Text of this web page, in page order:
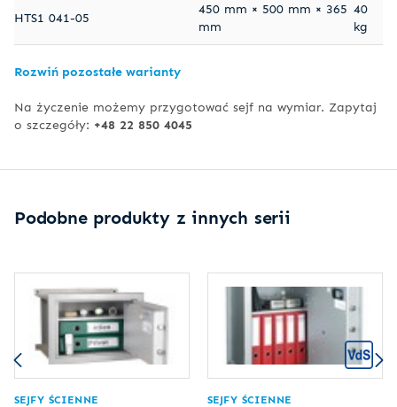
HTS1 041-05
450 mm × 500 mm × 365
mm
40
kg
Rozwiń pozostałe warianty
Na życzenie możemy przygotować sejf na wymiar. Zapytaj
o szczegóły: +48 22 850 4045
Podobne produkty z innych serii
SEJFY ŚCIENNE SEJFY ŚCIENNE